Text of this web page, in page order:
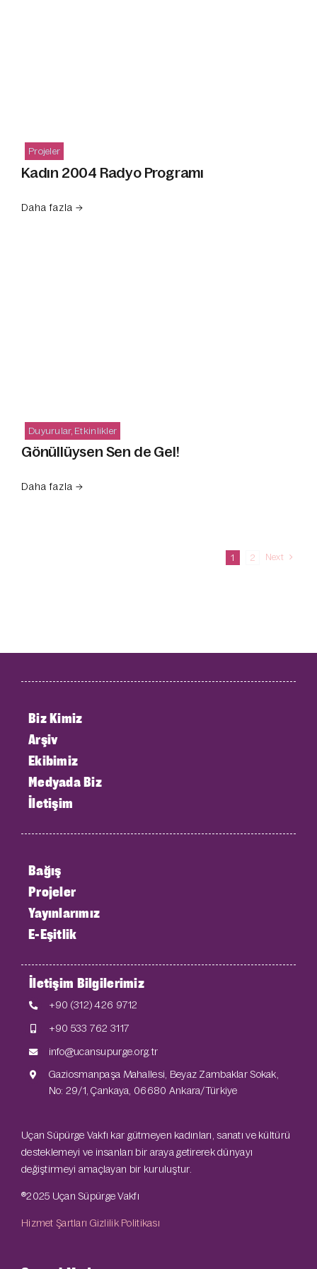
Projeler
Kadın 2004 Radyo Programı
Daha fazla →
Duyurular, Etkinlikler
Gönüllüysen Sen de Gel!
Daha fazla →
1 2 Next
Biz Kimiz
Arşiv
Ekibimiz
Medyada Biz
İletişim
Bağış
Projeler
Yayınlarımız
E-Eşitlik
İletişim Bilgilerimiz
+90 (312) 426 9712
+90 533 762 3117
info@ucansupurge.org.tr
Gaziosmanpaşa Mahallesi, Beyaz Zambaklar Sokak,
No: 29/1, Çankaya, 06680 Ankara/Türkiye
Uçan Süpürge Vakfı kar gütmeyen kadınları, sanatı ve kültürü
desteklemeyi ve insanları bir araya getirerek dünyayı
değiştirmeyi amaçlayan bir kuruluştur.
®2025 Uçan Süpürge Vakfı
Hizmet Şartları Gizlilik Politikası